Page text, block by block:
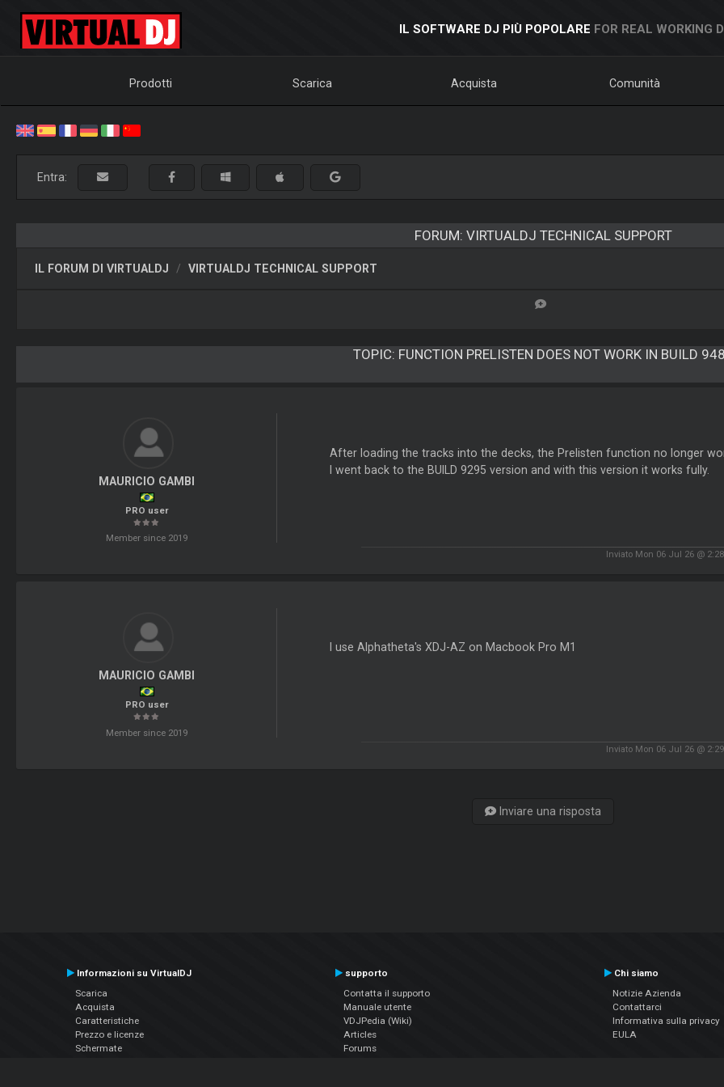
IL SOFTWARE DJ PIÙ POPOLARE FOR REAL WORKING
Prodotti Scarica Acquista Comunità
Entra:
FORUM: VIRTUALDJ TECHNICAL SUPPORT
IL FORUM DI VIRTUALDJ VIRTUALDJ TECHNICAL SUPPORT
TOPIC: FUNCTION PRELISTEN DOES NOT WORK IN BUILD
MAURICIO GAMBI
PRO user
Member since 2019
After loading the tracks into the decks, the Prelisten function no longer
I went back to the BUILD 9295 version and with this version it works fully.
Inviato Mon 06 Jul 26 @
MAURICIO GAMBI
PRO user
Member since 2019
I use Alphatheta's XDJ-AZ on Macbook Pro M1
Inviato Mon 06 Jul 26 @
Inviare una risposta
Informazioni su VirtualDJ
Scarica
Acquista
Caratteristiche
Prezzo e licenze
Schermate
supporto
Contatta il supporto
Manuale utente
VDJPedia (Wiki)
Articles
Forums
Chi siamo
Notizie Azienda
Contattarci
Informativa sulla privacy
EULA